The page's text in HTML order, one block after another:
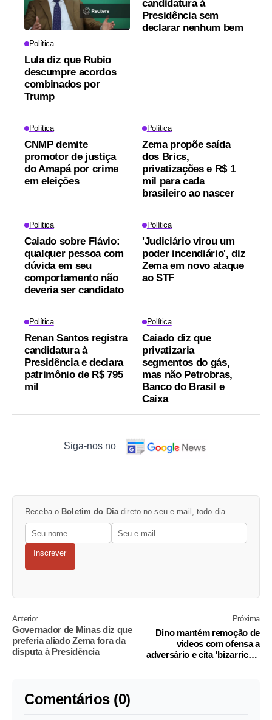
Política
Lula diz que Rubio
descumpre acordos
combinados por
Trump
candidatura à
Presidência sem
declarar nenhum bem
Política
CNMP demite
promotor de justiça
do Amapá por crime
em eleições
Política
Zema propõe saída
dos Brics,
privatizações e R$ 1
mil para cada
brasileiro ao nascer
Política
Caiado sobre Flávio:
qualquer pessoa com
dúvida em seu
comportamento não
deveria ser candidato
Política
'Judiciário virou um
poder incendiário', diz
Zema em novo ataque
ao STF
Política
Renan Santos registra
candidatura à
Presidência e declara
patrimônio de R$ 795
mil
Política
Caiado diz que
privatizaria
segmentos do gás,
mas não Petrobras,
Banco do Brasil e
Caixa
Siga-nos no
Receba o Boletim do Dia direto no seu e-mail, todo dia.
Inscrever
Anterior
Governador de Minas diz que
preferia aliado Zema fora da
disputa à Presidência
Próxima
Dino mantém remoção de
vídeos com ofensa a
adversário e cita 'bizarrices'
Comentários (0)